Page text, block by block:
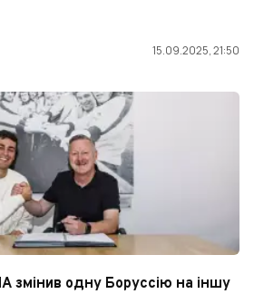
15.09.2025, 21:50
змінив одну Боруссію на іншу